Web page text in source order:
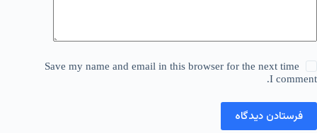
Save my name and email in this browser for the next time
I comment.
فرستادن دیدگاه